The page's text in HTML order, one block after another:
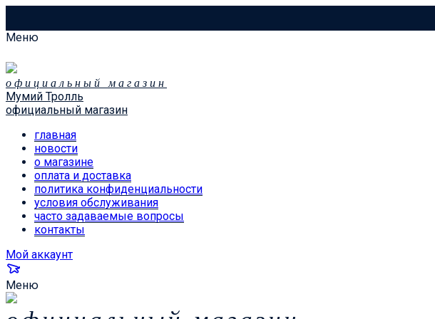
Меню
официальный магазин
Мумий Тролль
официальный магазин
главная
новости
о магазине
оплата и доставка
политика конфиденциальности
условия обслуживания
часто задаваемые вопросы
контакты
Мой аккаунт
Меню